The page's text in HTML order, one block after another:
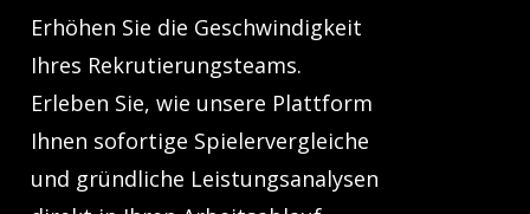
Erhöhen Sie die Geschwindigkeit
Ihres Rekrutierungsteams.
Erleben Sie, wie unsere Plattform
Ihnen sofortige Spielervergleiche
und gründliche Leistungsanalysen